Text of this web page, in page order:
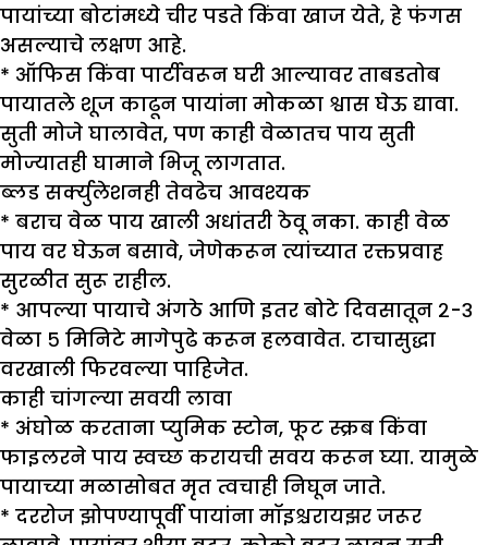
पायांच्या बोटांमध्ये चीर पडते किंवा खाज येते, हे फंगस
असल्याचे लक्षण आहे.
* ऑफिस किंवा पार्टीवरून घरी आल्यावर ताबडतोब
पायातले शूज काढून पायांना मोकळा श्वास घेऊ द्यावा.
सुती मोजे घालावेत, पण काही वेळातच पाय सुती
मोज्यातही घामाने भिजू लागतात.
ब्लड सर्क्युलेशनही तेवढेच आवश्यक
* बराच वेळ पाय खाली अधांतरी ठेवू नका. काही वेळ
पाय वर घेऊन बसावे, जेणेकरून त्यांच्यात रक्तप्रवाह
सुरळीत सुरू राहील.
* आपल्या पायाचे अंगठे आणि इतर बोटे दिवसातून २-३
वेळा ५ मिनिटे मागेपुढे करून हलवावेत. टाचासुद्धा
वरखाली फिरवल्या पाहिजेत.
काही चांगल्या सवयी लावा
* अंघोळ करताना प्युमिक स्टोन, फूट स्क्रब किंवा
फाइलरने पाय स्वच्छ करायची सवय करून घ्या. यामुळे
पायाच्या मळासोबत मृत त्वचाही निघून जाते.
* दररोज झोपण्यापूर्वी पायांना मॉइश्चरायझर जरूर